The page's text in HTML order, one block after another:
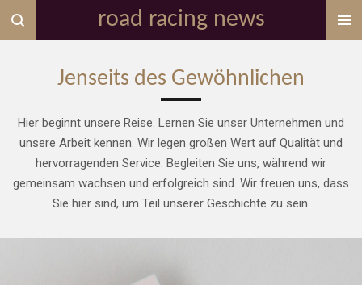
Zum
Hauptinhalt
road racing news
Jenseits des Gewöhnlichen
Hier beginnt unsere Reise. Lernen Sie unser Unternehmen und
unsere Arbeit kennen. Wir legen großen Wert auf Qualität und
hervorragenden Service. Begleiten Sie uns, während wir
gemeinsam wachsen und erfolgreich sind. Wir freuen uns, dass
Sie hier sind, um Teil unserer Geschichte zu sein.